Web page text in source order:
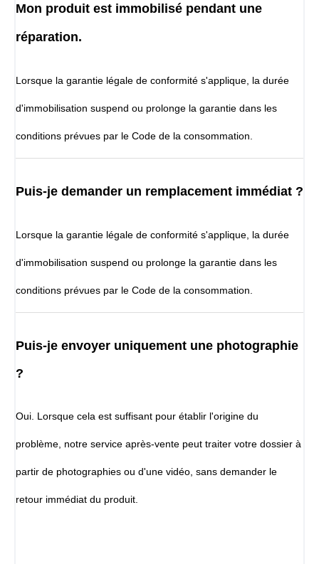
Mon produit est immobilisé pendant une
réparation.
Lorsque la garantie légale de conformité s'applique, la durée
d'immobilisation suspend ou prolonge la garantie dans les
conditions prévues par le Code de la consommation.
Puis-je demander un remplacement immédiat ?
Lorsque la garantie légale de conformité s'applique, la durée
d'immobilisation suspend ou prolonge la garantie dans les
conditions prévues par le Code de la consommation.
Puis-je envoyer uniquement une photographie
?
Oui. Lorsque cela est suffisant pour établir l'origine du
problème, notre service après-vente peut traiter votre dossier à
partir de photographies ou d'une vidéo, sans demander le
retour immédiat du produit.